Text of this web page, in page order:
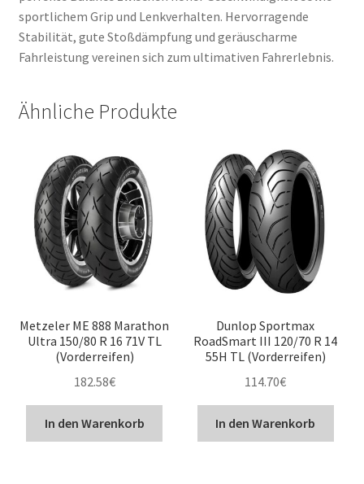
sportlichem Grip und Lenkverhalten. Hervorragende
Stabilität, gute Stoßdämpfung und geräuscharme
Fahrleistung vereinen sich zum ultimativen Fahrerlebnis.
Ähnliche Produkte
Metzeler ME 888 Marathon
Ultra 150/80 R 16 71V TL
(Vorderreifen)
182.58€
In den Warenkorb
Dunlop Sportmax
RoadSmart III 120/70 R 14
55H TL (Vorderreifen)
114.70€
In den Warenkorb